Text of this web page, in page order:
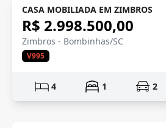
CASA MOBILIADA EM ZIMBROS
R$ 2.998.500,00
Zimbros - Bombinhas/SC
V995
4 1 2